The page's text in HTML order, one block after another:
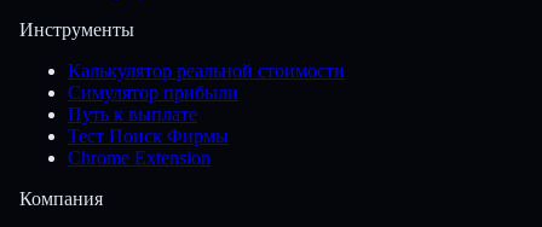
Инструменты
Калькулятор реальной стоимости
Симулятор прибыли
Путь к выплате
Тест Поиск Фирмы
Chrome Extension
Компания